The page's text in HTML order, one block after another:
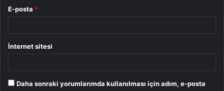
E-posta *
İnternet sitesi
Daha sonraki yorumlarımda kullanılması için adım, e-posta